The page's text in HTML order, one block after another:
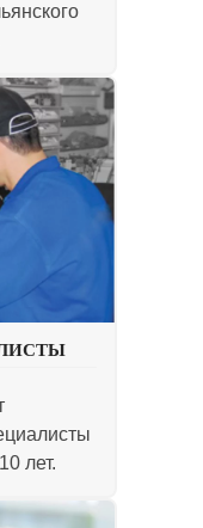
лет.